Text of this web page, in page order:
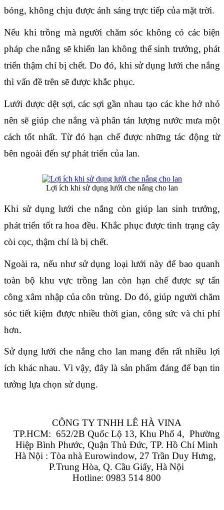
bóng, không chịu được ánh sáng trực tiếp của mặt trời.
Nếu khi trồng mà người chăm sóc không có các biện
pháp che nắng sẽ khiến lan không thể sinh trưởng, phát
triển thậm chí bị chết. Do đó, khi sử dụng lưới che nắng
thì vấn đề trên sẽ được khắc phục.
Lưới được dệt sợi, các sợi gần nhau tạo các khe hở nhỏ
nên sẽ giúp che nắng và phân tán lượng nước mưa một
cách tốt nhất. Từ đó hạn chế được những tác động từ
bên ngoài đến sự phát triển của lan.
Lợi ích khi sử dụng lưới che nắng cho lan
Khi sử dụng lưới che nắng còn giúp lan sinh trưởng,
phát triển tốt ra hoa đều. Khắc phục được tình trạng cây
còi cọc, thậm chí là bị chết.
Ngoài ra, nếu như sử dụng loại lưới này để bao quanh
toàn bộ khu vực trồng lan còn hạn chế được sự tấn
công xâm nhập của côn trùng. Do đó, giúp người chăm
sóc tiết kiệm được nhiều thời gian, công sức và chi phí
hơn.
Sử dụng lưới che nắng cho lan mang đến rất nhiều lợi
ích khác nhau. Vì vậy, đây là sản phẩm đáng để bạn tin
tưởng lựa chọn sử dụng.
CÔNG TY TNHH LÊ HÀ VINA
TP.HCM:  652/2B Quốc Lộ 13, Khu Phố 4,  Phường
Hiệp Bình Phước, Quận Thủ Đức, TP. Hồ Chí Minh
Hà Nội : Tòa nhà Eurowindow, 27 Trần Duy Hưng,
P.Trung Hòa, Q. Cầu Giấy, Hà Nội
Hotline: 0983 514 800